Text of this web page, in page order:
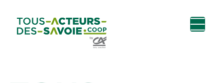
contenu
principal